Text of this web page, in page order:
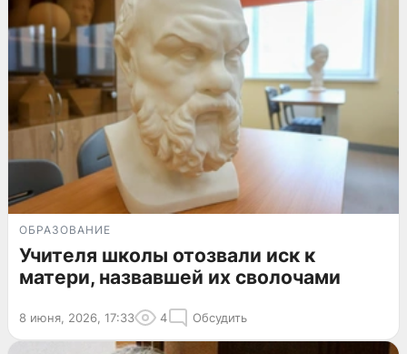
ОБРАЗОВАНИЕ
Учителя школы отозвали иск к
матери, назвавшей их сволочами
8 июня, 2026, 17:33 4 Обсудить